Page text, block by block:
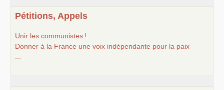
Pétitions, Appels
Unir les communistes !
Donner à la France une voix indépendante pour la paix